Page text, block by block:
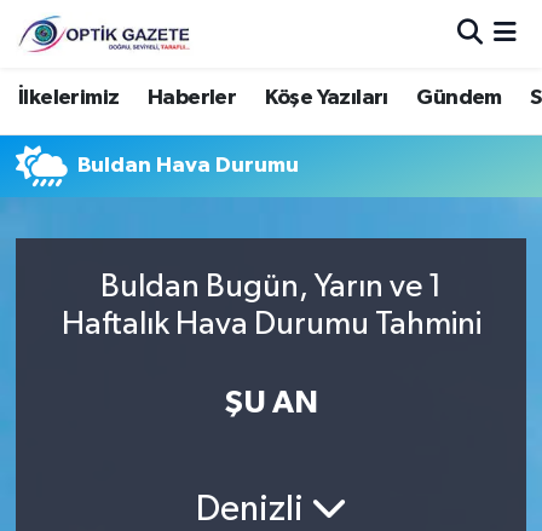
İlkelerimiz Haberler Köşe Yazıları Gündem
Buldan Hava Durumu
Buldan Bugün, Yarın ve 1
Haftalık Hava Durumu Tahmini
ŞU AN
Denizli
Nöbetçi Eczaneler
Hava Durumu
Trafik Durumu
Süper Lig Puan Durumu ve Fikstür